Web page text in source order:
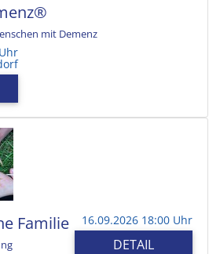
mit Demenz
Familie 16.09.2026 18:00 Uhr
DETAIL